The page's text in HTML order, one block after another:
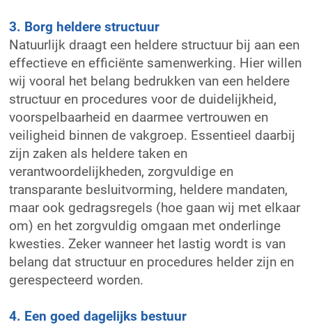
3. Borg heldere structuur
Natuurlijk draagt een heldere structuur bij aan een
effectieve en efficiënte samenwerking. Hier willen
wij vooral het belang bedrukken van een heldere
structuur en procedures voor de duidelijkheid,
voorspelbaarheid en daarmee vertrouwen en
veiligheid binnen de vakgroep. Essentieel daarbij
zijn zaken als heldere taken en
verantwoordelijkheden, zorgvuldige en
transparante besluitvorming, heldere mandaten,
maar ook gedragsregels (hoe gaan wij met elkaar
om) en het zorgvuldig omgaan met onderlinge
kwesties. Zeker wanneer het lastig wordt is van
belang dat structuur en procedures helder zijn en
gerespecteerd worden.
4. Een goed dagelijks bestuur